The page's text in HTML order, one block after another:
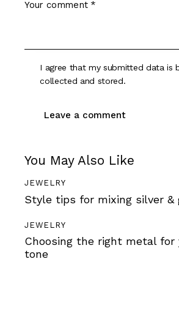
I agree that my submitted data is
collected and stored.
You May Also Like
JEWELRY
Style tips for mixing silver &
JEWELRY
Choosing the right metal for
tone